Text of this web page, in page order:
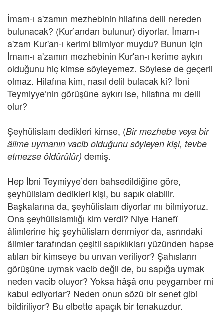
İmam-ı a'zamın mezhebinin hilafına delil nereden
bulunacak? (Kur’andan bulunur) diyorlar. İmam-ı
a'zam Kur'an-ı kerimi bilmiyor muydu? Bunun için
İmam-ı a'zamın mezhebinin Kur'an-ı kerime aykırı
olduğunu hiç kimse söyleyemez. Söylese de geçerli
olmaz. Hilafına kim, nasıl delil bulacak ki? İbni
Teymiyye’nin görüşüne aykırı ise, hilafına mı delil
olur?
Şeyhülislam dedikleri kimse, (Bir mezhebe veya bir
âlime uymanın vacib olduğunu söyleyen kişi, tevbe
etmezse öldürülür) demiş.
Hep İbni Teymiyye’den bahsedildiğine göre,
şeyhülislam dedikleri kişi, bu sapık olabilir.
Başkalarına da, şeyhülislam diyorlar mı bilmiyoruz.
Ona şeyhülislamlığı kim verdi? Niye Hanefî
âlimlerine hiç şeyhülislam denmiyor da, asrındaki
âlimler tarafından çeşitli sapıklıkları yüzünden hapse
atılan bir kimseye bu unvan veriliyor? Şahısların
görüşüne uymak vacib değil de, bu sapığa uymak
neden vacib oluyor? Yoksa hâşâ onu peygamber mi
kabul ediyorlar? Neden onun sözü bir senet gibi
bildiriliyor? Bu elbette apaçık bir tenakuzdur.